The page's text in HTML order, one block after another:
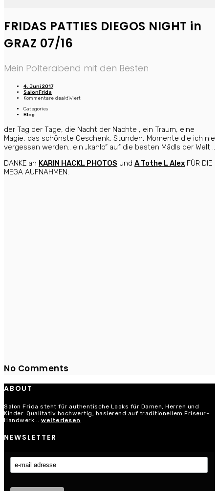
FRIDAS PATTIES DIEGOS NIGHT in
GRAZ 07/16
Mein Polterabend mit den Besten
4. Juni 2017
SalonFrida
Kommentare deaktiviertfür
in
GRAZ
07/16
Categories
Blog
der Tag der Tage, die Nacht der Nächte , ein Traum, eine
Magie, das schönste Geschenk, Stunden, Momente die ich nie
vergessen werden.. ein „kahlo“ auf die besten Mädls der Welt ..
DANKE an KARIN HACKL PHOTOS und A Tothe L Alex FÜR DIE
MEGA AUFNAHMEN.
No Comments
ABOUT
Salon Frida steht für authentische Looks für Damen, Herren und
Kinder. Qualitativ hochwertig, basierend auf traditionellem Friseur-
Handwerk... weiterlesen
NEWSLETTER